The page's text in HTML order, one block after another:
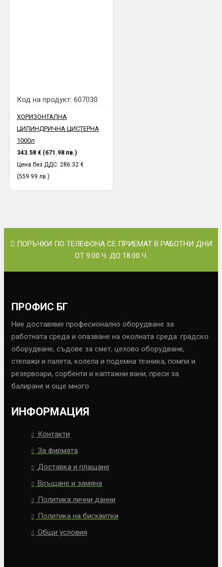
Код на продукт: 607030
ХОРИЗОНТАЛНА
ЦИЛИНДРИЧНА ЦИСТЕРНА
1000л
343.58 € (671.98 лв.)
Цена без ДДС: 286.32 €
(559.99 лв.)
ПОРЪЧКИ ПО ТЕЛЕФОНА СЕ ПРИЕМАТ В РАБОТНИ ДНИ
ОТ 9:00 Ч. ДО 18:00 Ч.
ПРОФИС БГ
Ние доставяме професионално оборудване за
работната среда и опазване на околната среда: градско
оборудване, съдове за смет, цехово оборудване,
стелажи и палета, колела и подемна техника, помпи и
резервоари, сорбенти и каптажни вани, преси за
балиране и още много
ИНФОРМАЦИЯ
Контакти
За фирмата
Доставка и плащане
Връщане и замяна
Политика лични данни
Политика на бисквитки
Общи условия